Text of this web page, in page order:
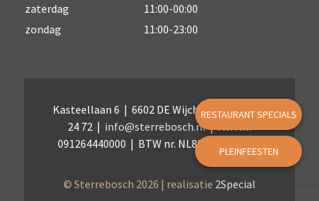
zaterdag
11:00-00:00
zondag
11:00-23:00
Kasteellaan 6 | 6602 DE Wijchen | 024 – 641
24 72 | info@sterrebosch.nl| KvK nr.
091264440000 | BTW nr. NL804899848B01
© Sterrebosch 2026 | realisatie 2Special
PLEINFEESTEN
RESTAURANT SPECIALS